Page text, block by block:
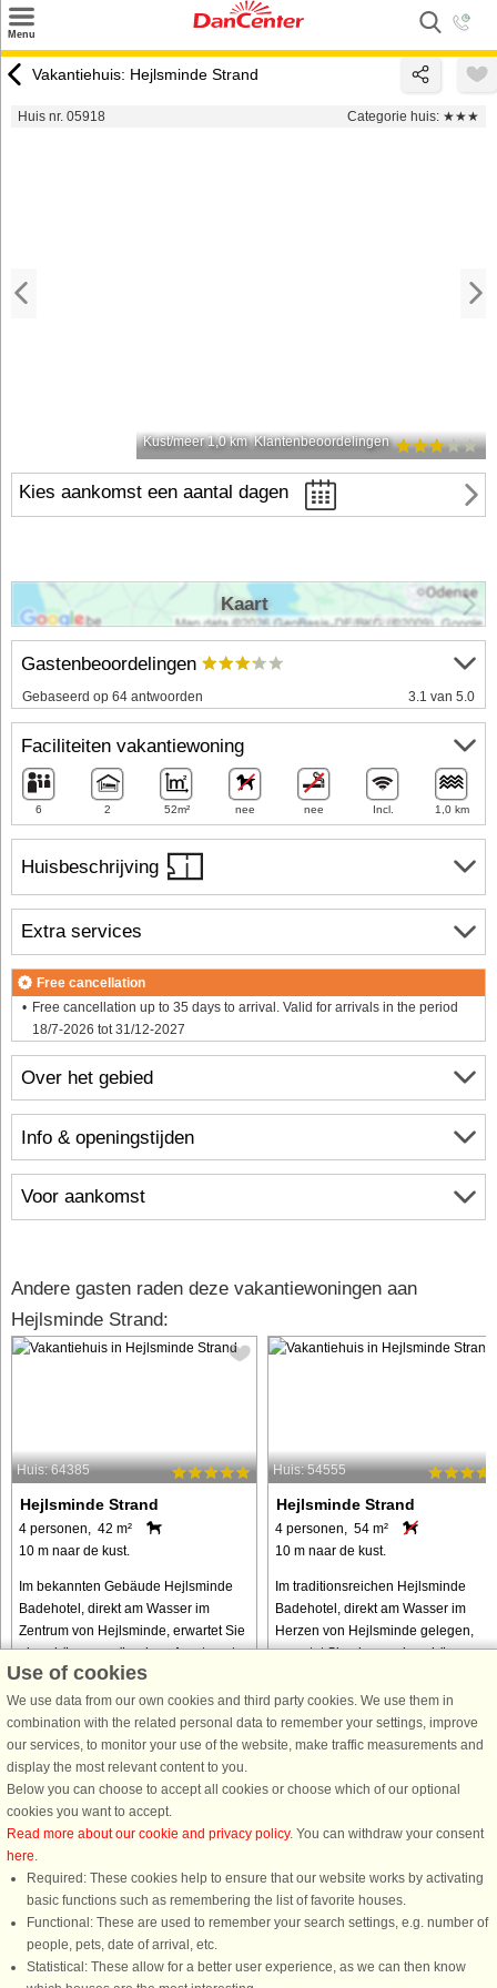
Menu
Inspiratie
Vakantiehuis: Hejlsminde Strand
Huis nr. 05918 Categorie huis: ★★★
Kust/meer 1,0 km Klantenbeoordelingen
Kies aankomst een aantal dagen
Huisbeschrijving
Over het gebied
Info & openingstijden
Voor aankomst
Gastenbeoordelingen
Gebaseerd op 64 antwoorden 3.1 van 5.0
Faciliteiten vakantiewoning
6 2 52m² nee nee Incl. 1,0 km
Extra services
Free cancellation
Free cancellation up to 35 days to arrival. Valid for arrivals in the period
18/7-2026 tot 31/12-2027
Kaart
Andere gasten raden deze vakantiewoningen aan
Hejlsminde Strand:
Huis: 64385
Hejlsminde Strand
4 personen, 42 m²
10 m naar de kust.
Im bekannten Gebäude Hejlsminde
Badehotel, direkt am Wasser im
Zentrum von Hejlsminde, erwartet Sie
ein schönes, geräumiges Apartment
mit direktem Meerblick. Das Apartment
bietet vier Schlafplätze: zwei ...
van € 352
Huis: 54555
Hejlsminde Strand
4 personen, 54 m²
10 m naar de kust.
Im traditionsreichen Hejlsminde
Badehotel, direkt am Wasser im
Herzen von Hejlsminde gelegen,
erwartet Sie ein wunderschönes und
Meerblick. Das Apartment bietet
insgesamt ...
van € 342
DanCenter A/S - Kronprinsensgade 3, 2. - 1114 København K - Danmark
Tel.: +45 70 13 00 00 - Fax.: +45 70 13 70 70 - CVR: 67324013
Use of cookies
We use data from our own cookies and third party cookies. We use them in
combination with the related personal data to remember your settings, improve
our services, to monitor your use of the website, make traffic measurements and
display the most relevant content to you.
Below you can choose to accept all cookies or choose which of our optional
cookies you want to accept.
Read more about our cookie and privacy policy. You can withdraw your consent
here.
Required: These cookies help to ensure that our website works by activating
basic functions such as remembering the list of favorite houses.
Functional: These are used to remember your search settings, e.g. number of
people, pets, date of arrival, etc.
Statistical: These allow for a better user experience, as we can then know